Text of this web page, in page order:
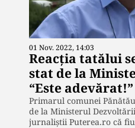
01 Nov. 2022, 14:03
Reacția tatălui
stat de la
“Este adevărat!”
Primarul comunei
de la Ministerul
jurnaliștii Puterea.ro că